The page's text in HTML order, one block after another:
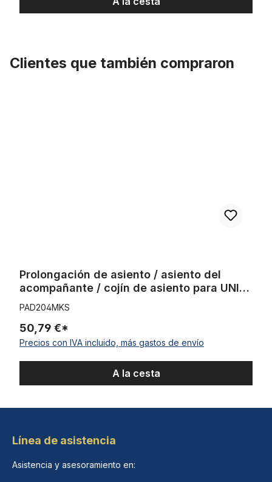
Clientes que también compraron
Prolongación de asiento / asiento del
acompañante / cojín de asiento para UNI
MK, carbono
PAD204MKS
50,79 €*
Precios con IVA incluido, más gastos de envío
A la cesta
Línea de asistencia
Asistencia y asesoramiento en: